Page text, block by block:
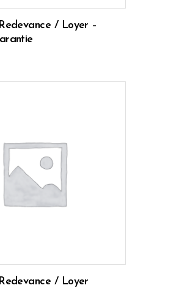
/ Loyer –
AU PANIER
/ Loyer